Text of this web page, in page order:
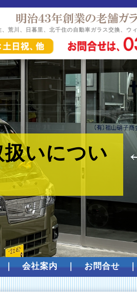
荒川、日暮里、北千住の自動車ガラス交換、ウ
いについ
会社案内｜お問合せ